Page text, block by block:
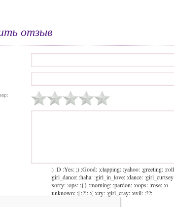
отзыв
:) :D :Yes: ;) :Good: :clapping: :yahoo: ;greeting:
:girl_dance: :haha: :girl_in_love: :dance:
:sorry: :ops: :{} :morning: :pardon: :oops: :rose: :o
:unknown: :| :?!: :( :cry: :girl_cray: :evil: :??: